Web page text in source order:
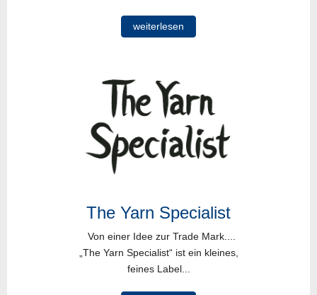
weiterlesen
The Yarn Specialist
Von einer Idee zur Trade Mark....
„The Yarn Specialist“ ist ein kleines,
feines Label...